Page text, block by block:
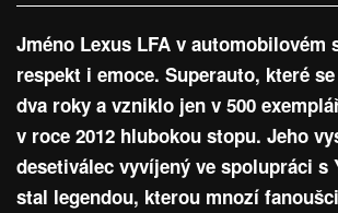
Jméno Lexus LFA v automobilovém
respekt i emoce. Superauto, které
dva roky a vzniklo jen v 500
v roce 2012 hlubokou stopu. Jeho
desetiválec vyvíjený ve spolupráci s
stal legendou, kterou mnozí